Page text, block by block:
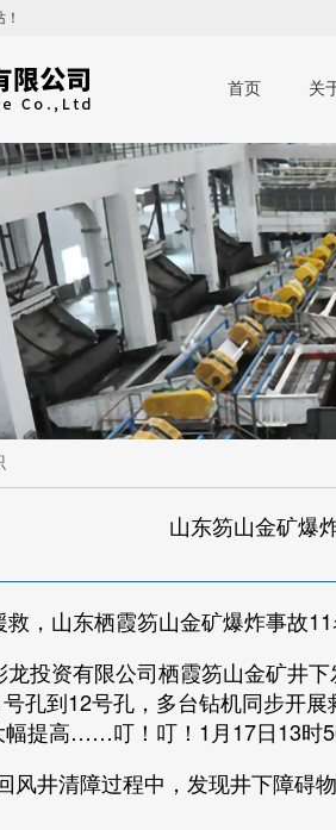
首页 关
山东笏山金矿爆
，山东栖霞笏山金矿爆炸事故
资有限公司栖霞笏山金矿井下
孔到12号孔，多台钻机同步开
提高……叮！叮！1月17日13时
井清障过程中，发现井下障碍